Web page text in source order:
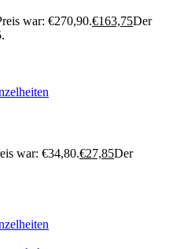
war: €270,90.€163,75Der
war: €34,80.€27,85Der